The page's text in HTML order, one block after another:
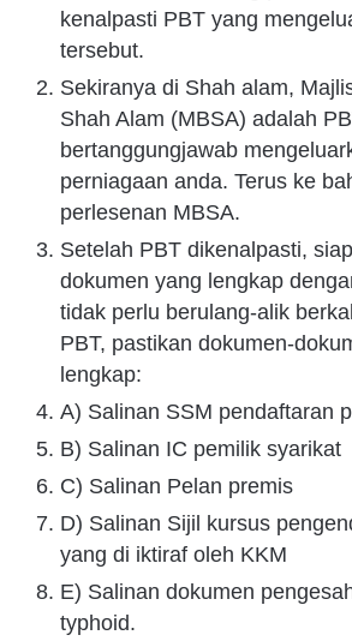
kenalpasti PBT yang
tersebut.
Sekiranya di Shah alam,
Shah Alam (MBSA) adalah
bertanggungjawab
perniagaan anda. Terus ke
perlesenan MBSA.
Setelah PBT dikenalpasti,
dokumen yang lengkap
tidak perlu berulang-alik
PBT, pastikan dokumen-
lengkap:
A) Salinan SSM pendaftaran
B) Salinan IC pemilik syarikat
C) Salinan Pelan premis
D) Salinan Sijil kursus
yang di iktiraf oleh KKM
E) Salinan dokumen
typhoid.